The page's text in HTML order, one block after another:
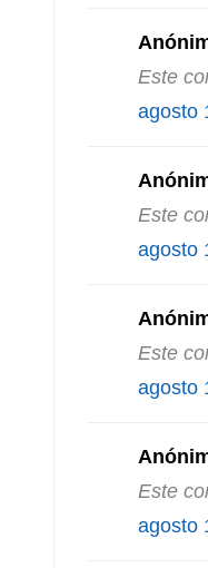
Este
agosto
Este
agosto
Este
agosto
Este
agosto